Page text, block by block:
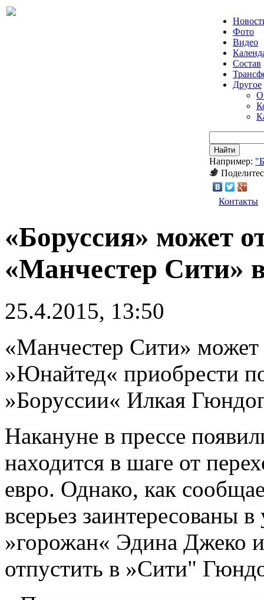
Фото
Видео
Состав
Другое
О
Найти
Например:
Контакты
«Боруссия» может
«Манчестер Сити»
25.4.2015, 13:50
«Манчестер Сити»
»Юнайтед« приобрести
»Боруссии« Илкая
Накануне в прессе
находится в шаге от
евро. Однако, как
всерьез заинтересованы
»горожан« Эдина Джеко
отпустить в »Сити"